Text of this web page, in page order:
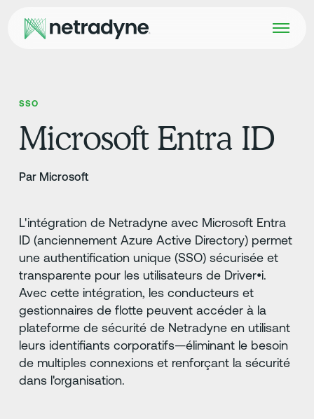
SSO
Microsoft Entra ID
Par Microsoft
L'intégration de Netradyne avec Microsoft Entra
ID (anciennement Azure Active Directory) permet
une authentification unique (SSO) sécurisée et
transparente pour les utilisateurs de Driver•i.
Avec cette intégration, les conducteurs et
gestionnaires de flotte peuvent accéder à la
plateforme de sécurité de Netradyne en utilisant
leurs identifiants corporatifs—éliminant le besoin
de multiples connexions et renforçant la sécurité
dans l'organisation.